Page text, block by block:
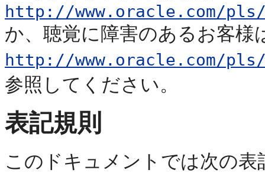
http://www.oracle.com/
か、聴覚に障害のあるお客様
http://www.oracle.com/
参照してください。
表記規則
このドキュメントでは次の